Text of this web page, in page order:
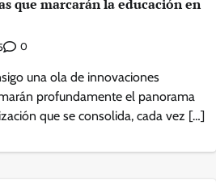
que marcarán la educación en
0
una ola de innovaciones
profundamente el panorama
que se consolida, cada vez […]